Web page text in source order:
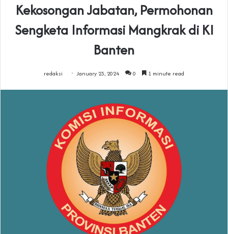
Kekosongan Jabatan, Permohonan
Sengketa Informasi Mangkrak di KI
Banten
redaksi January 23, 2024 0 1 minute read